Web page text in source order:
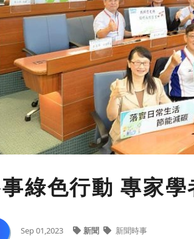
綠色行動 專家
Sep 01,2023 新聞 新聞時事